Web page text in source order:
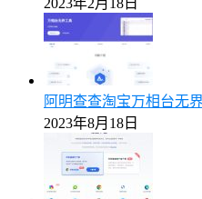
2023年2月18日
阿明查查淘宝万相台无
2023年8月18日